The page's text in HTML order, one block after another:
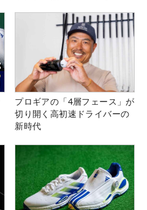
プロギアの「4層フェース」が
切り開く高初速ドライバーの
新時代